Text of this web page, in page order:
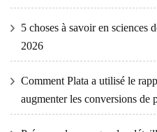
5 choses à savoir en sciences
2026
Comment Plata a utilisé le
augmenter les conversions de